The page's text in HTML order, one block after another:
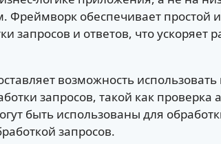
Фреймворк обеспечивает простой
запросов и ответов, что ускоряет
возможность
запросов, такой как
быть использованы для
запросов.